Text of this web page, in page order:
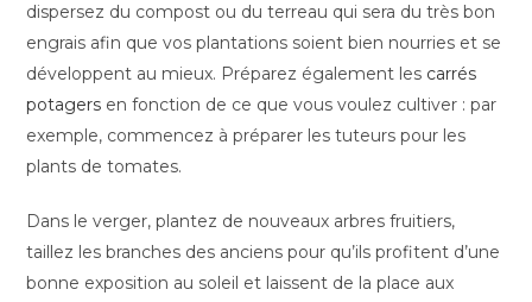
dispersez du compost ou du terreau qui sera du très bon
engrais afin que vos plantations soient bien nourries et se
développent au mieux. Préparez également les carrés
potagers en fonction de ce que vous voulez cultiver : par
exemple, commencez à préparer les tuteurs pour les
plants de tomates.
Dans le verger, plantez de nouveaux arbres fruitiers,
taillez les branches des anciens pour qu’ils profitent d’une
bonne exposition au soleil et laissent de la place aux